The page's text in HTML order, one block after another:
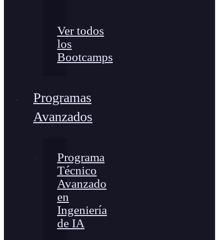
Ver todos
los
Bootcamps
Programas
Avanzados
Programa
Técnico
Avanzado
en
Ingeniería
de IA